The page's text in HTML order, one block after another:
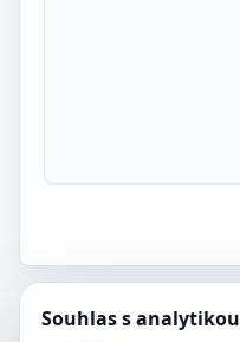
Souhlas s analytikou